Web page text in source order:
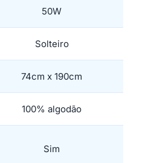
50W
Solteiro
74cm x 190cm
100% algodão
Sim